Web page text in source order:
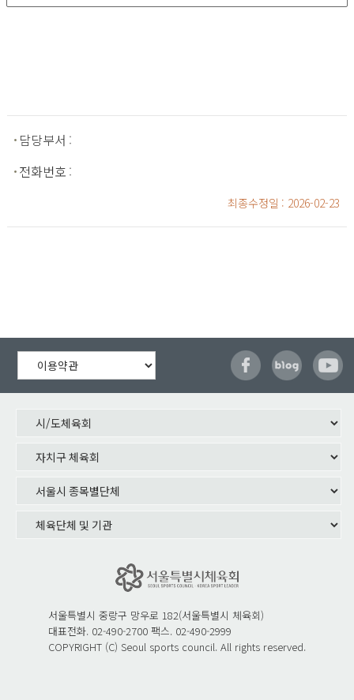
담당부서 :
전화번호 :
최종수정일 : 2026-02-23
서울특별시 중랑구 망우로 182(서울특별시 체육회)
대표전화. 02-490-2700 팩스. 02-490-2999
COPYRIGHT (C) Seoul sports council. All rights reserved.